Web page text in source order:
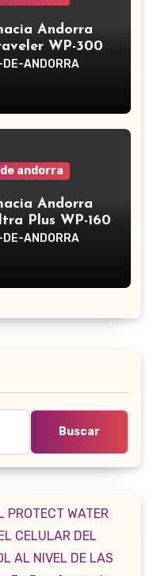
Andorra
WP-300
ANDORRA
andorra
Andorra
Plus WP-160
ANDORRA